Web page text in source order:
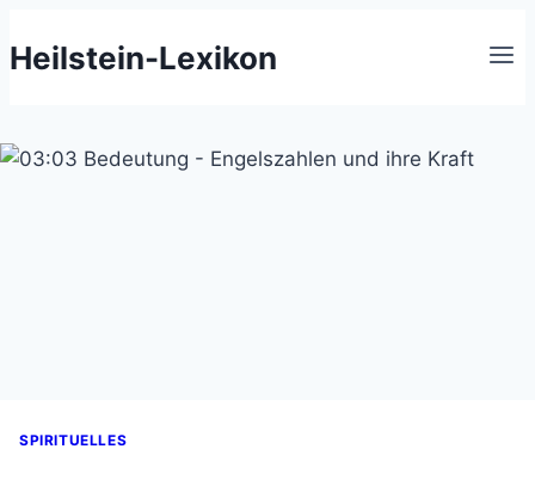
Inhalt
Heilstein-Lexikon
SPIRITUELLES